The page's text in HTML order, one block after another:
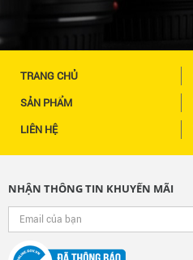
TRANG CHỦ
SẢN PHẨM
LIÊN HỆ
NHẬN THÔNG TIN KHUYẾN MÃI